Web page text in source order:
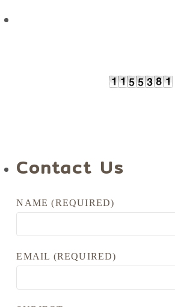
Contact Us
NAME (REQUIRED)
EMAIL (REQUIRED)